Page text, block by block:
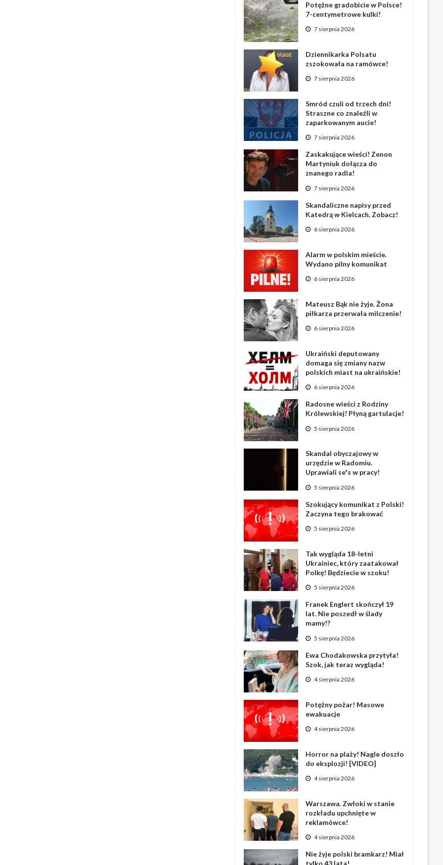
Potężne gradobicie w Polsce!
7-centymetrowe kulki!
7 sierpnia 2026
Dziennikarka Polsatu
zszokowała na ramówce!
7 sierpnia 2026
Smród czuli od trzech dni!
Straszne co znaleźli w
zaparkowanym aucie!
7 sierpnia 2026
Zaskakujące wieści! Zenon
Martyniuk dołącza do
znanego radia!
7 sierpnia 2026
Skandaliczne napisy przed
Katedrą w Kielcach. Zobacz!
6 sierpnia 2026
Alarm w polskim mieście.
Wydano pilny komunikat
6 sierpnia 2026
Mateusz Bąk nie żyje. Żona
piłkarza przerwała milczenie!
6 sierpnia 2026
Ukraiński deputowany
domaga się zmiany nazw
polskich miast na ukraińskie!
6 sierpnia 2026
Radosne wieści z Rodziny
Królewskiej! Płyną gartulacje!
5 sierpnia 2026
Skandal obyczajowy w
urzędzie w Radomiu.
Uprawiali se*s w pracy!
5 sierpnia 2026
Szokujący komunikat z Polski!
Zaczyna tego brakować
5 sierpnia 2026
Tak wygląda 18-letni
Ukrainiec, który zaatakował
Polkę! Będziecie w szoku!
5 sierpnia 2026
Franek Englert skończył 19
lat. Nie poszedł w ślady
mamy!?
5 sierpnia 2026
Ewa Chodakowska przytyła!
Szok, jak teraz wygląda!
4 sierpnia 2026
Potężny pożar! Masowe
ewakuacje
4 sierpnia 2026
Horror na plaży! Nagle doszło
do eksplozji! [VIDEO]
4 sierpnia 2026
Warszawa. Zwłoki w stanie
rozkładu upchnięte w
reklamówce!
4 sierpnia 2026
Nie żyje polski bramkarz! Miał